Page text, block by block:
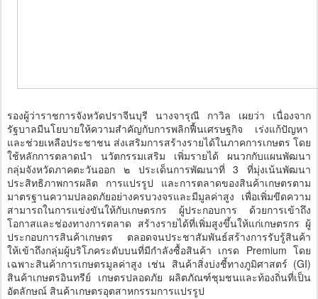
รองผู้ว่าราชการจังหวัดปราจีนบุรี นางจารุณี กาวิล เผยว่า เนื่องจาก
รัฐบาลมีนโยบายให้ความสำคัญกับการพลิกฟื้นเศรษฐกิจ เร่งแก้ปัญหา
และช่วยเหลือประชาชน ส่งเสริมการสร้างรายได้ในภาคการเกษตร โดย
ใช้หลักการตลาดนำ นวัตกรรมเสริม เพิ่มรายได้ ผนวกกับแผนพัฒนา
กลุ่มจังหวัดภาคตะวันออก ๒ ประเด็นการพัฒนาที่ 3 ที่มุ่งเน้นพัฒนา
ประสิทธิภาพการผลิต การแปรรูป และการตลาดของสินค้าเกษตรตาม
มาตรฐานความปลอดภัยอย่างครบวงจรและมีมูลค่าสูง เพื่อเพิ่มขีดความ
สามารถในการแข่งขันให้กับเกษตรกร ผู้ประกอบการ ด้วยการเข้าถึง
โอกาสและช่องทางการตลาด สร้างรายได้ที่เพิ่มสูงขึ้นให้แก่เกษตรกร ผู้
ประกอบการสินค้าเกษตร ตลอดจนประชาสัมพันธ์สร้างการรับรู้สินค้า
ให้เข้าถึงกลุ่มผู้บริโภคระดับบนที่มีกำลังซื้อสินค้า เกรด Premium โดย
เฉพาะสินค้าการเกษตรมูลค่าสูง เช่น สินค้าสิ่งบ่งชี้ทางภูมิศาสตร์ (GI)
สินค้าเกษตรอินทรีย์ เกษตรปลอดภัย ผลิตภัณฑ์ชุมชนและท้องถิ่นที่เป็น
อัตลักษณ์ สินค้าเกษตรอุตสาหกรรมการแปรรูป